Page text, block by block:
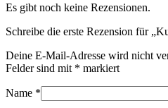
Es gibt noch keine Rezensionen.
Schreibe die erste Rezension für
Deine E-Mail-Adresse wird nicht
Felder sind mit * markiert
Name *